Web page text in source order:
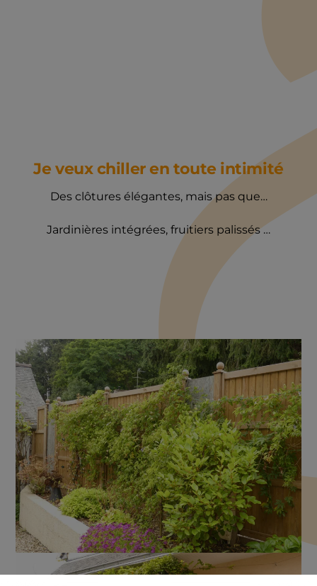
Je veux chiller en toute intimité
Des clôtures élégantes, mais pas que…
Jardinières intégrées, fruitiers palissés …